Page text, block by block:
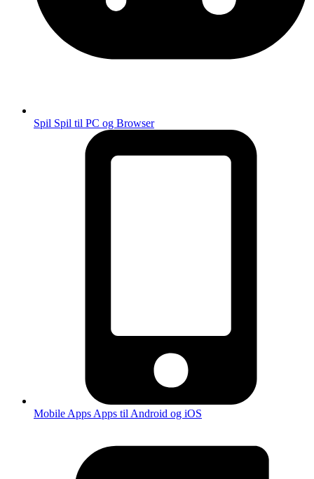
Spil Spil til PC og Browser
Mobile Apps Apps til Android og iOS